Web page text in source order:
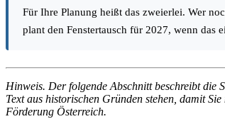
Für Ihre Planung heißt das zweierlei. Wer
plant den Fenstertausch für 2027, wenn das
Hinweis. Der folgende Abschnitt beschreibt die
Text aus historischen Gründen stehen, damit
Förderung Österreich.